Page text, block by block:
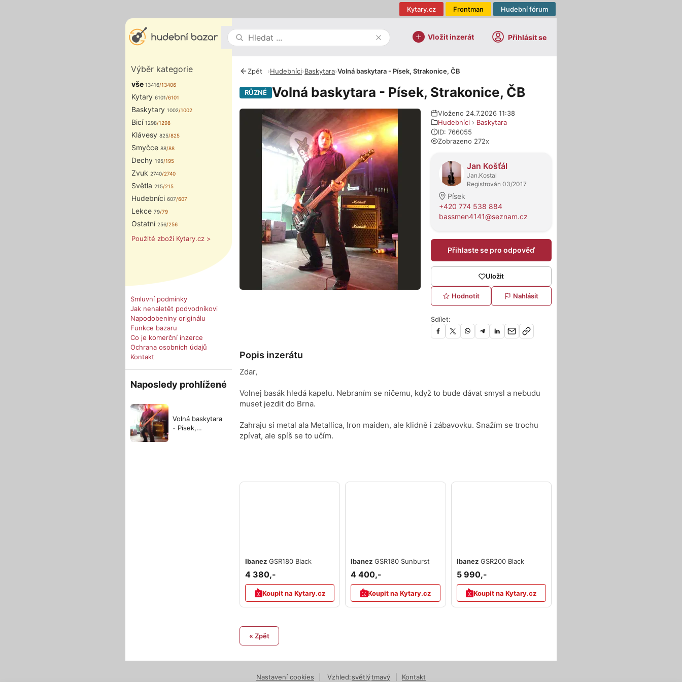
Hudební fórum
Frontman
Kytary.cz
Vložit inzerát Přihlásit se
Výběr kategorie
vše 13416/13406
Kytary 6101/6101
Baskytary 1002/1002
Bicí 1298/1298
Klávesy 825/825
Smyčce 88/88
Dechy 195/195
Zvuk 2740/2740
Světla 215/215
Hudebníci 607/607
Lekce 79/79
Ostatní 256/256
Použité zboží Kytary.cz >
Smluvní podmínky
Jak nenaletět podvodníkovi
Napodobeniny originálu
Funkce bazaru
Co je komerční inzerce
Ochrana osobních údajů
Kontakt
Naposledy prohlížené
Volná baskytara
- Písek,
Zpět ›Hudebníci›Baskytara›Volná baskytara - Písek, Strakonice, ČB
RŮZNÉ Volná baskytara - Písek, Strakonice, ČB
Fotografie
Vloženo 24.7.2026 11:38
Hudebníci › Baskytara
ID: 766055
Zobrazeno 272x
O prodejci
Jan Košťál
Jan.Kostal
Registrován 03/2017
Písek
+420 774 538 884
bassmen4141@seznam.cz
Přihlaste se pro odpověď
Uložit
Hodnotit Nahlásit
Sdílet:
Popis inzerátu
Zdar,
Volnej basák hledá kapelu. Nebraním se ničemu, když to bude dávat smysl a nebudu
muset jezdit do Brna.
Zahraju si metal ala Metallica, Iron maiden, ale klidně i zábavovku. Snažím se trochu
zpívat, ale spíš se to učím.
Ibanez GSR180 Black
4 380,-
Koupit na Kytary.cz
Ibanez GSR180 Sunburst
4 400,-
Koupit na Kytary.cz
Ibanez GSR200 Black
5 990,-
Koupit na Kytary.cz
« Zpět
Nastavení cookies Vzhled:světlýtmavý Kontakt